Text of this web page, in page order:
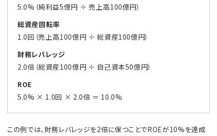
5.0%（純利益5億円 ÷ 売上高100億円）
総資産回転率
1.0回（売上高100億円 ÷ 総資産100億円）
財務レバレッジ
2.0倍（総資産100億円 ÷ 自己資本50億円）
ROE
5.0% × 1.0回 × 2.0倍 ＝ 10.0%
この例では、財務レバレッジを2倍に保つことでROEが10%を達成